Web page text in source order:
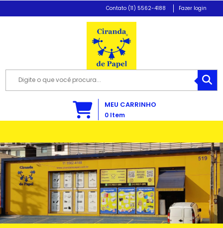
(11) 5562-4188 Fazer login
MEU CARRINHO
0 Item